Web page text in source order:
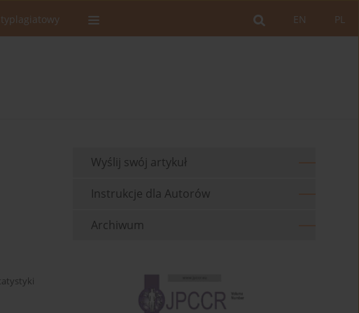
PL
EN
Wyślij swój artykuł
Instrukcje dla Autorów
Archiwum